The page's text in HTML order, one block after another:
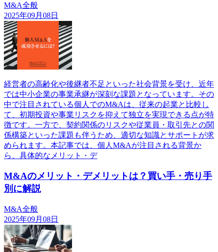
M&A全般
2025年09月08日
経営者の高齢化や後継者不足といった社会背景を受け、近年
では中小企業の事業承継が深刻な課題となっています。その
中で注目されている個人でのM&Aは、従来の起業と比較し
て、初期投資や事業リスクを抑えて独立を実現できる点が特
徴です。一方で、契約関係のリスクや従業員・取引先との関
係構築といった課題も伴うため、適切な知識とサポートが求
められます。本記事では、個人M&Aが注目される背景か
ら、具体的なメリット・デ
M&Aのメリット・デメリットは？買い手・売り手
別に解説
M&A全般
2025年09月08日